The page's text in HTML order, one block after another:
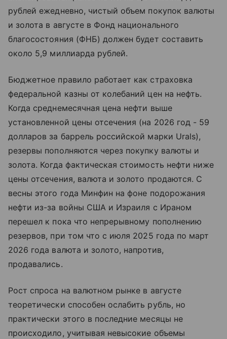
рублей ежедневно, чистый объем покупок валюты
и золота в августе в Фонд национального
благосостояния (ФНБ) должен будет составить
около 5,9 миллиарда рублей.
Бюджетное правило работает как страховка
федеральной казны от колебаний цен на нефть.
Когда среднемесячная цена нефти выше
установленной цены отсечения (на 2026 год - 59
долларов за баррель российской марки Urals),
резервы пополняются через покупку валюты и
золота. Когда фактическая стоимость нефти ниже
цены отсечения, валюта и золото продаются. С
весны этого года Минфин на фоне подорожания
нефти из-за войны США и Израиля с Ираном
перешел к пока что непрерывному пополнению
резервов, при том что с июля 2025 года по март
2026 года валюта и золото, напротив,
продавались.
Рост спроса на валютном рынке в августе
теоретически способен ослабить рубль, но
практически этого в последние месяцы не
происходило, учитывая невысокие объемы